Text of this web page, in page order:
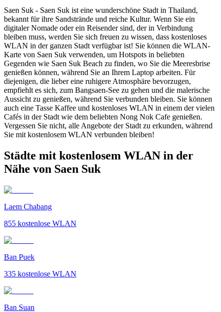
Saen Suk - Saen Suk ist eine wunderschöne Stadt in Thailand,
bekannt für ihre Sandstrände und reiche Kultur. Wenn Sie ein
digitaler Nomade oder ein Reisender sind, der in Verbindung
bleiben muss, werden Sie sich freuen zu wissen, dass kostenloses
WLAN in der ganzen Stadt verfügbar ist! Sie können die WLAN-
Karte von Saen Suk verwenden, um Hotspots in beliebten
Gegenden wie Saen Suk Beach zu finden, wo Sie die Meeresbrise
genießen können, während Sie an Ihrem Laptop arbeiten. Für
diejenigen, die lieber eine ruhigere Atmosphäre bevorzugen,
empfiehlt es sich, zum Bangsaen-See zu gehen und die malerische
Aussicht zu genießen, während Sie verbunden bleiben. Sie können
auch eine Tasse Kaffee und kostenloses WLAN in einem der vielen
Cafés in der Stadt wie dem beliebten Nong Nok Cafe genießen.
Vergessen Sie nicht, alle Angebote der Stadt zu erkunden, während
Sie mit kostenlosem WLAN verbunden bleiben!
Städte mit kostenlosem WLAN in der
Nähe von Saen Suk
Laem Chabang
855 kostenlose WLAN
Ban Puek
335 kostenlose WLAN
Ban Suan